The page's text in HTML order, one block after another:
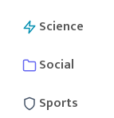
Science
Social
Sports